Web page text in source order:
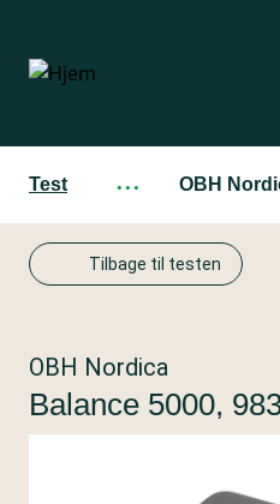
hovedindhold
Test ··· OBH
Tilbage til testen
OBH Nordica
Balance 5000,